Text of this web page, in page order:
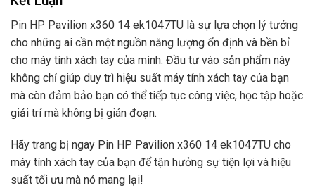
Pin HP Pavilion x360 14 ek1047TU là sự lựa chọn lý tưởng
cho những ai cần một nguồn năng lượng ổn định và bền bỉ
cho máy tính xách tay của mình. Đầu tư vào sản phẩm này
không chỉ giúp duy trì hiệu suất máy tính xách tay của bạn
mà còn đảm bảo bạn có thể tiếp tục công việc, học tập hoặc
giải trí mà không bị gián đoạn.
Hãy trang bị ngay Pin HP Pavilion x360 14 ek1047TU cho
máy tính xách tay của bạn để tận hưởng sự tiện lợi và hiệu
suất tối ưu mà nó mang lại!